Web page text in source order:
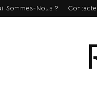
Sommes-Nous ?